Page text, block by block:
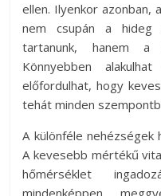
ellen. Ilyenkor azonban,
nem csupán a hideg
tartanunk, hanem a
Könnyebben
előfordulhat, hogy
tehát minden
A különféle nehézségek
A kevesebb mértékű
hőmérséklet